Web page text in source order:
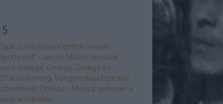
5
stílusú koncertfilm a neves
– Jancsó Miklós–Hernádi
Omega, Omega, Omega (I.)
kalózkorong, Vengerszkaja Esztrada
berlini élő Omega – Magyar lemezek a